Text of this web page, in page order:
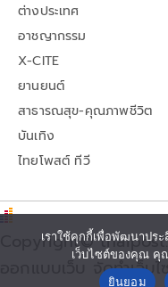
ต่างประเทศ
อาชญากรรม
X-CITE
ยานยนต์
สาธารณสุข-คุณภาพชีวิต
บันเทิง
ไทยโพสต์ ทีวี
Copyright©
ออกแบบเว็บ จัดทำเว็
เราใช้คุกกี้เพื่อพัฒนาปร
เว็บไซต์ของคุณ คุ
ยินยอม